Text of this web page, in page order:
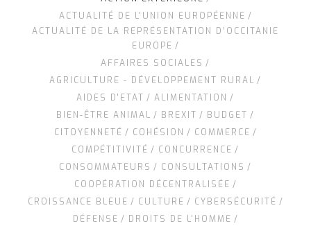
ACTUALITÉ DE L'UNION EUROPÉENNE
ACTUALITÉ DE LA REPRÉSENTATION D’OCCITANIE
EUROPE
AFFAIRES SOCIALES
AGRICULTURE - DÉVELOPPEMENT RURAL
AIDES D'ETAT
ALIMENTATION
BIEN-ÊTRE ANIMAL
BREXIT
BUDGET
CITOYENNETÉ
COHÉSION
COMMERCE
COMPÉTITIVITÉ
CONCURRENCE
CONSOMMATEURS
CONSULTATIONS
COOPÉRATION DÉCENTRALISÉE
CROISSANCE BLEUE
CULTURE
CYBERSÉCURITÉ
DÉFENSE
DROITS DE L'HOMME